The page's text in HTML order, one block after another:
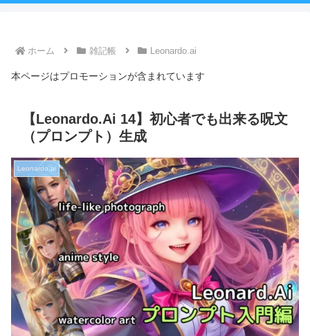
ホーム 雑記帳 Leonardo.ai
本ページはプロモーションが含まれています
【Leonardo.Ai 14】初心者でも出来る呪文
（プロンプト）生成
Leonardo.ai